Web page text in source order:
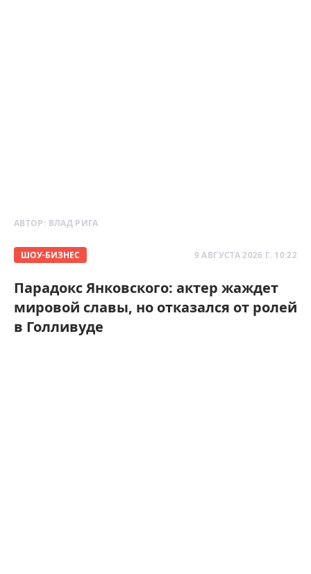
АВТОР: ВЛАД РИГА
ШОУ-БИЗНЕС 9 АВГУСТА 2026 Г. 10:22
Парадокс Янковского: актер жаждет
мировой славы, но отказался от ролей
в Голливуде